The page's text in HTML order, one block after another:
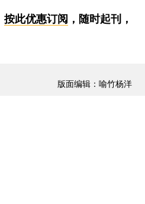
按此优惠订阅 ，随时起刊，
版面编辑：喻竹杨洋